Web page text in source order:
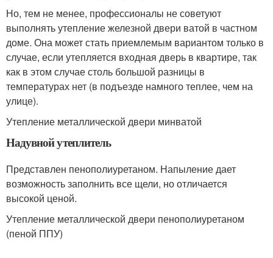
Но, тем не менее, профессионалы не советуют
выполнять утепление железной двери ватой в частном
доме. Она может стать приемлемым вариантом только в
случае, если утепляется входная дверь в квартире, так
как в этом случае столь большой разницы в
температурах нет (в подъезде намного теплее, чем на
улице).
Утепление металлической двери минватой
Надувной утеплитель
Представлен пенополиуретаном. Напыление дает
возможность заполнить все щели, но отличается
высокой ценой.
Утепление металлической двери пенополиуретаном
(пеной ППУ)